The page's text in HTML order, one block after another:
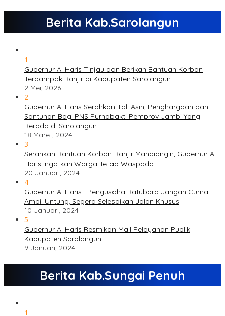
Berita Kab.Sarolangun
1
Gubernur Al Haris Tinjau dan Berikan Bantuan Korban
Terdampak Banjir di Kabupaten Sarolangun
2 Mei, 2026
2
Gubernur Al Haris Serahkan Tali Asih, Penghargaan dan
Santunan Bagi PNS Purnabakti Pemprov Jambi Yang
Berada di Sarolangun
18 Maret, 2024
3
Serahkan Bantuan Korban Banjir Mandiangin, Gubernur Al
Haris Ingatkan Warga Tetap Waspada
20 Januari, 2024
4
Gubernur Al Haris : Pengusaha Batubara Jangan Cuma
Ambil Untung, Segera Selesaikan Jalan Khusus
10 Januari, 2024
5
Gubernur Al Haris Resmikan Mall Pelayanan Publik
Kabupaten Sarolangun
9 Januari, 2024
Berita Kab.Sungai Penuh
1